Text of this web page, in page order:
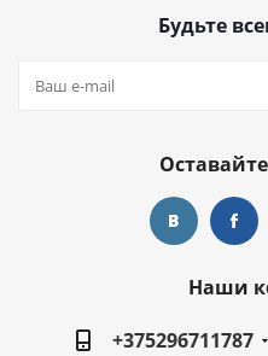
Будьте
Наши
+375296711787